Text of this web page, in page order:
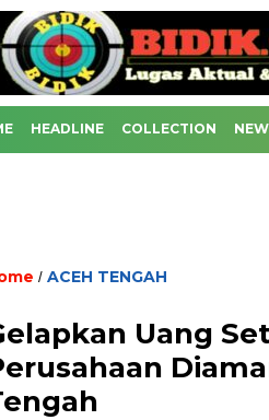
HEADLINE COLLECTION
/ ACEH TENGAH
Uang